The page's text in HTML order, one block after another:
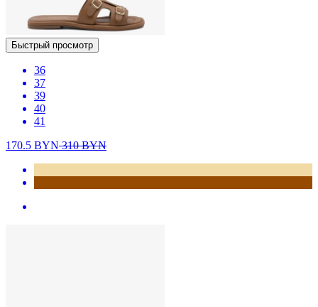
Быстрый просмотр
36
37
39
40
41
170.5 BYN310BYN